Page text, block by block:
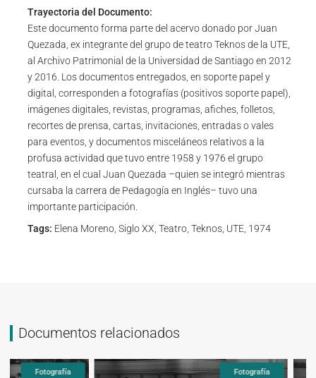
Trayectoria del Documento:
Este documento forma parte del acervo donado por Juan
Quezada, ex integrante del grupo de teatro Teknos de la UTE,
al Archivo Patrimonial de la Universidad de Santiago en 2012
y 2016. Los documentos entregados, en soporte papel y
digital, corresponden a fotografías (positivos soporte papel),
imágenes digitales, revistas, programas, afiches, folletos,
recortes de prensa, cartas, invitaciones, entradas o vales
para eventos, y documentos misceláneos relativos a la
profusa actividad que tuvo entre 1958 y 1976 el grupo
teatral, en el cual Juan Quezada –quien se integró mientras
cursaba la carrera de Pedagogía en Inglés– tuvo una
importante participación.
Tags: Elena Moreno, Siglo XX, Teatro, Teknos, UTE, 1974
Documentos relacionados
Fotografía